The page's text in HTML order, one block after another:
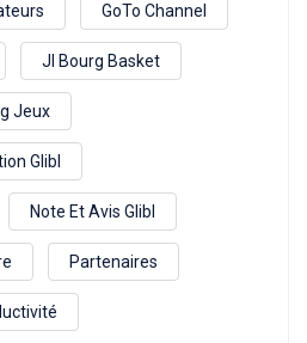
GoTo Channel
Jl Bourg Basket
Jeux
Glibl
Note Et Avis Glibl
Partenaires